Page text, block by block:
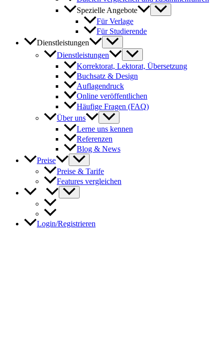
Spezielle Angebote
Für Verlage
Für Studierende
Dienstleistungen
Dienstleistungen
Korrektorat, Lektorat, Übersetzung
Buchsatz & Design
Auflagendruck
Online veröffentlichen
Häufige Fragen (FAQ)
Über uns
Lerne uns kennen
Referenzen
Blog & News
Preise
Preise & Tarife
Features vergleichen
Login/Registrieren